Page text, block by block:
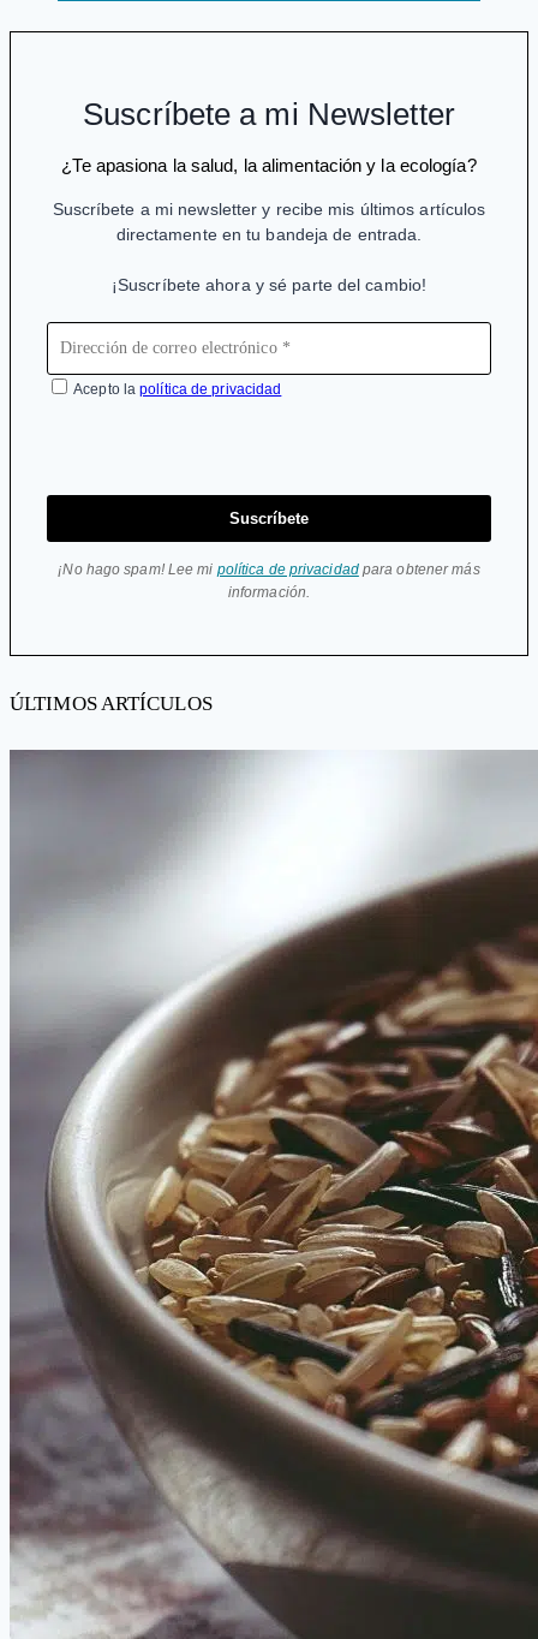
Suscríbete a mi Newsletter
¿Te apasiona la salud, la alimentación y la ecología?
Suscríbete a mi newsletter y recibe mis últimos artículos
directamente en tu bandeja de entrada.
¡Suscríbete ahora y sé parte del cambio!
Acepto lapolítica de privacidad
Suscríbete
¡No hago spam! Lee mi política de privacidadpara obtener más
información.
ÚLTIMOS ARTÍCULOS